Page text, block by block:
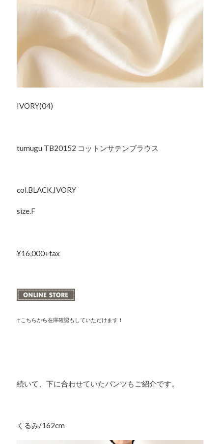
IVORY(04)
tumugu TB20152 コットンサテンブラウス
col.BLACK,IVORY
size.F
¥16,000+tax
↑こちらから在庫確認もしていただけます！
続いて、下に合わせていたパンツもご紹介です。
くるみ/162cm